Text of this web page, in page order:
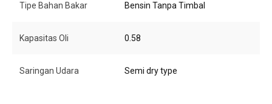
Tipe Bahan Bakar Bensin Tanpa Timbal
Kapasitas Oli 0.58
Saringan Udara Semi dry type